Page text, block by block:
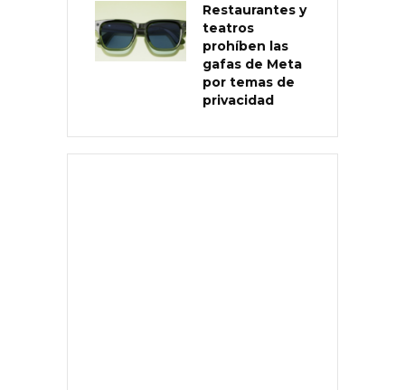
Restaurantes y
teatros
prohíben las
gafas de Meta
por temas de
privacidad